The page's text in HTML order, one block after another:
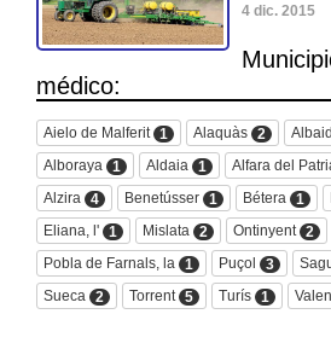
4 dic. 2015
médico:
Aielo de Malferit 1 Alaquàs 2
Alboraya
1 Aldaia 1 Alfara del
Alzira
4 Benetússer 1 Bétera 1
Eliana, l' 1 Mislata 2 Ontinyent 2
Pobla de Farnals, la
1 Puçol 3
Sueca
2 Torrent 5 Turís 1